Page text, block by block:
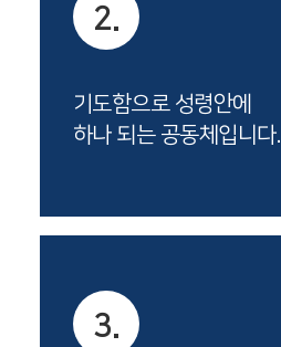
2.
기도함으로 성령안에
하나 되는 공동체입니다.
3.